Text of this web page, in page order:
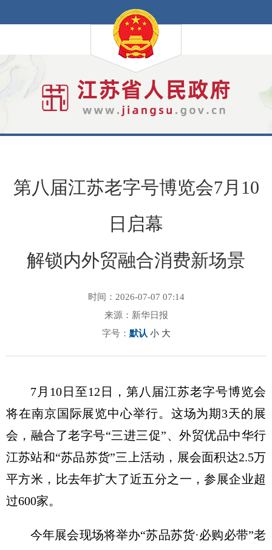
第八届江苏老字号博览会7月10
日启幕
解锁内外贸融合消费新场景
时间：2026-07-07 07:14
来源：新华日报
字号： 默认 小 大
7月10日至12日，第八届江苏老字号博览会
将在南京国际展览中心举行。这场为期3天的展
会，融合了老字号“三进三促”、外贸优品中华行
江苏站和“苏品苏货”三上活动，展会面积达2.5万
平方米，比去年扩大了近五分之一，参展企业超
过600家。
今年展会现场将举办“苏品苏货·必购必带”老